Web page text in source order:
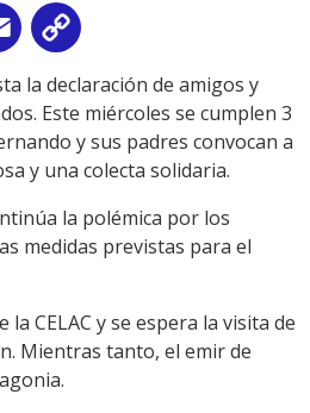
Email
Link
la declaración de amigos y
Este miércoles se cumplen 3
y sus padres convocan a
y una colecta solidaria.
la polémica por los
medidas previstas para el
CELAC y se espera la visita de
Mientras tanto, el emir de